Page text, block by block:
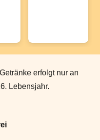
erfolgt nur an
Lebensjahr.